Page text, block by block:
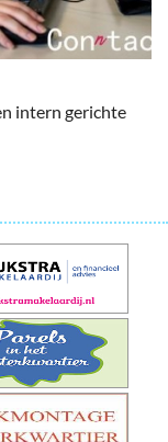
intern gerichte